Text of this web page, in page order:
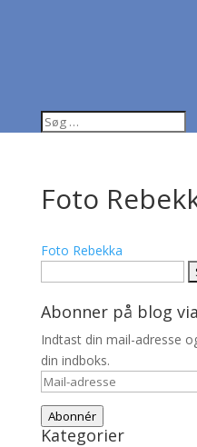
Foto
Foto Rebekka
Abonner på blog
Indtast din mail-adresse
din indboks.
Mail-
adresse
Abonnér
Kategorier